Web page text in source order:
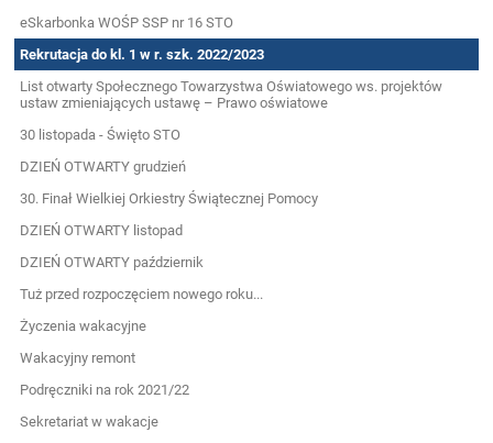
eSkarbonka WOŚP SSP nr 16 STO
Rekrutacja do kl. 1 w r. szk. 2022/2023
List otwarty Społecznego Towarzystwa Oświatowego ws. projektów
ustaw zmieniających ustawę – Prawo oświatowe
30 listopada - Święto STO
DZIEŃ OTWARTY grudzień
30. Finał Wielkiej Orkiestry Świątecznej Pomocy
DZIEŃ OTWARTY listopad
DZIEŃ OTWARTY październik
Tuż przed rozpoczęciem nowego roku...
Życzenia wakacyjne
Wakacyjny remont
Podręczniki na rok 2021/22
Sekretariat w wakacje